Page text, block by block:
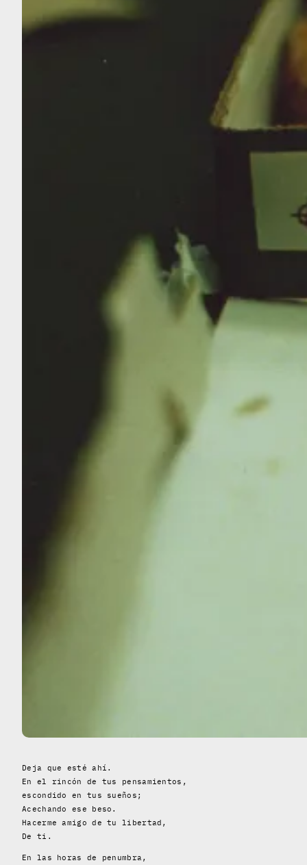
Deja que esté ahí.
En el rincón de tus pensamientos,
escondido en tus sueños;
Acechando ese beso.
Hacerme amigo de tu libertad,
De ti.
En las horas de penumbra,